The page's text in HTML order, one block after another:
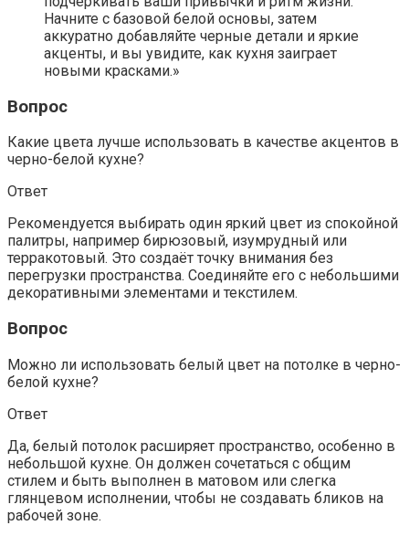
Начните с базовой белой основы, затем
аккуратно добавляйте черные детали и яркие
акценты, и вы увидите, как кухня заиграет
новыми красками.»
Вопрос
Какие цвета лучше использовать в качестве акцентов в
черно-белой кухне?
Ответ
Рекомендуется выбирать один яркий цвет из спокойной
палитры, например бирюзовый, изумрудный или
терракотовый. Это создаёт точку внимания без
перегрузки пространства. Соединяйте его с небольшими
декоративными элементами и текстилем.
Вопрос
Можно ли использовать белый цвет на потолке в черно-
белой кухне?
Ответ
Да, белый потолок расширяет пространство, особенно в
небольшой кухне. Он должен сочетаться с общим
стилем и быть выполнен в матовом или слегка
глянцевом исполнении, чтобы не создавать бликов на
рабочей зоне.